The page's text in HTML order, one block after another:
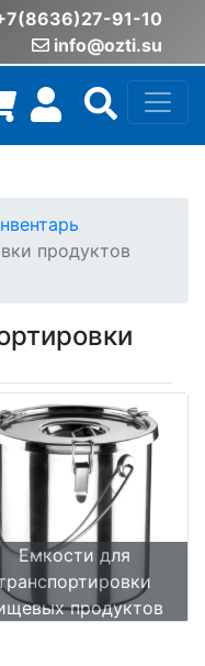
91-10
info@ozti.su
продуктов
Емкости для
продуктов